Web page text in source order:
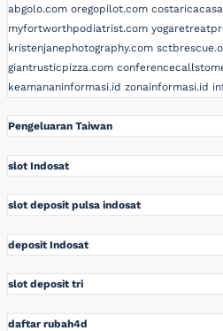
abgolo.com oregopilot.com
myfortworthpodiatrist.com
kristenjanephotography.com
giantrusticpizza.com
keamananinformasi.id zonainformasi.id
Pengeluaran Taiwan
slot Indosat
slot deposit pulsa indosat
deposit Indosat
slot deposit tri
daftar rubah4d